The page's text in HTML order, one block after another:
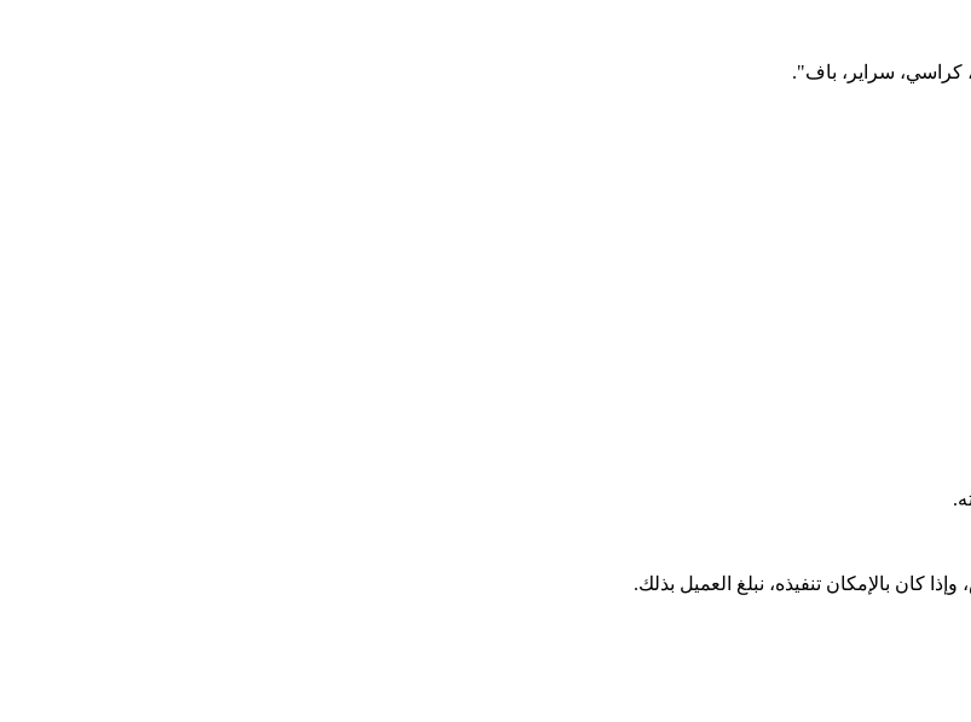
كراسي، سراير، باف".
كان بالإمكان تنفيذه، نبلغ العميل بذلك.